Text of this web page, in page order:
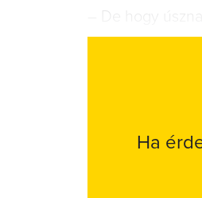
– De hogy
Ha